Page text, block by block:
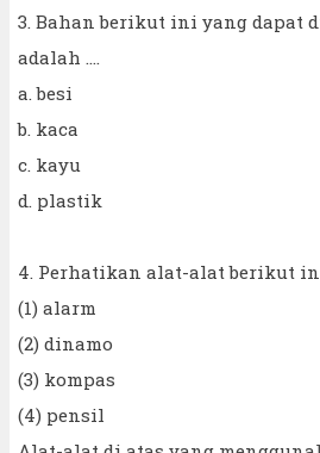
3. Bahan berikut ini yang dapat
adalah ....
a. besi
b. kaca
c. kayu
d. plastik
4. Perhatikan alat-alat berikut
(1) alarm
(2) dinamo
(3) kompas
(4) pensil